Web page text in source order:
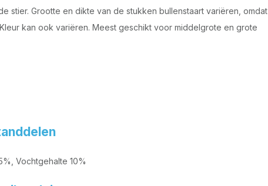
stier. Grootte en dikte van de stukken bullenstaart variëren, omdat
kan ook variëren. Meest geschikt voor middelgrote en grote
Vochtgehalte 10%